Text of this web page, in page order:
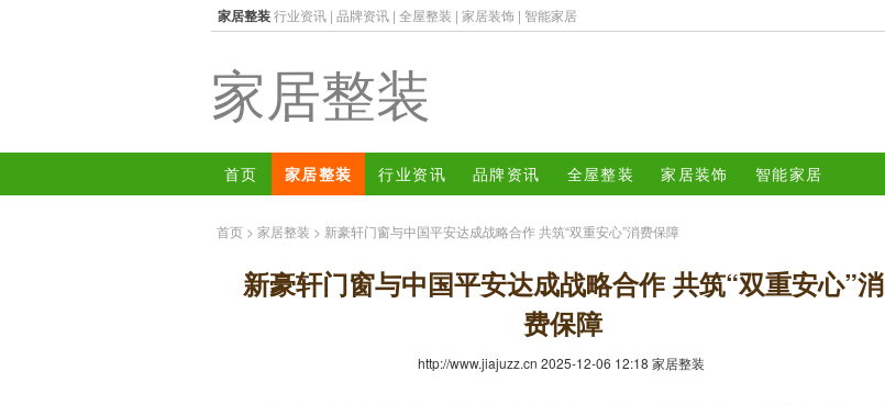
家居整装行业资讯 | 品牌资讯 | 全屋整装 | 家居装饰 | 智能家居
家居整装
首页 家居整装 行业资讯 品牌资讯 全屋整装 家居装饰 智能家居
首页 > 家居整装 > 新豪轩门窗与中国平安达成战略合作 共筑“双重安心”消费保障
新豪轩门窗与中国平安达成战略合作 共筑“双重安心”消
费保障
http://www.jiajuzz.cn 2025-12-06 12:18 家居整装